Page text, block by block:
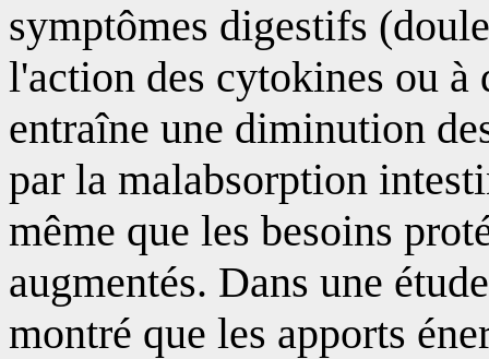
symptômes digestifs
l'action des cytokines ou
entraîne une diminution
par la malabsorption
même que les besoins
augmentés. Dans une
montré que les apports